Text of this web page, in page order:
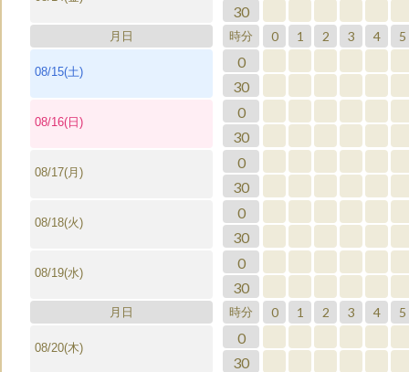
30
月日 時分 0 1 2 3 4 5
08/15(土)
0
30
08/16(日)
0
30
08/17(月)
0
30
08/18(火)
0
30
08/19(水)
0
30
月日 時分 0 1 2 3 4 5
08/20(木)
0
30